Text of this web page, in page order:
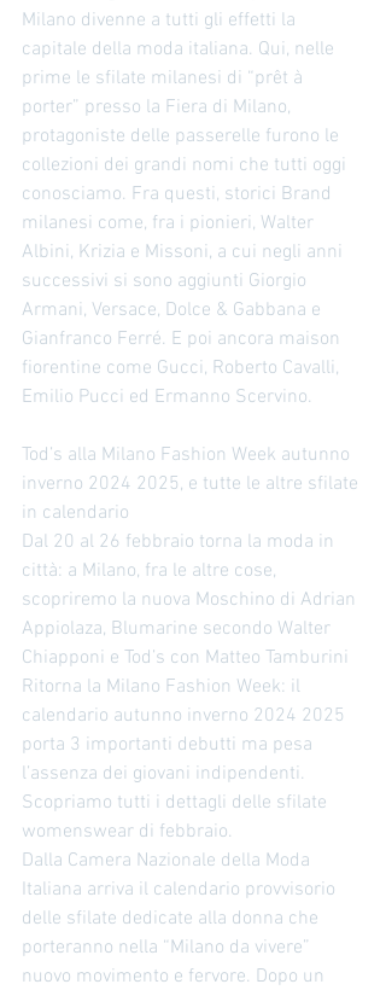
Milano divenne a tutti gli effetti la
capitale della moda italiana. Qui, nelle
prime le sfilate milanesi di “prêt à
porter” presso la Fiera di Milano,
protagoniste delle passerelle furono le
collezioni dei grandi nomi che tutti oggi
conosciamo. Fra questi, storici Brand
milanesi come, fra i pionieri, Walter
Albini, Krizia e Missoni, a cui negli anni
successivi si sono aggiunti Giorgio
Armani, Versace, Dolce & Gabbana e
Gianfranco Ferré. E poi ancora maison
fiorentine come Gucci, Roberto Cavalli,
Emilio Pucci ed Ermanno Scervino.
Tod’s alla Milano Fashion Week autunno
inverno 2024 2025, e tutte le altre sfilate
in calendario
Dal 20 al 26 febbraio torna la moda in
città: a Milano, fra le altre cose,
scopriremo la nuova Moschino di Adrian
Appiolaza, Blumarine secondo Walter
Chiapponi e Tod’s con Matteo Tamburini
Ritorna la Milano Fashion Week: il
calendario autunno inverno 2024 2025
porta 3 importanti debutti ma pesa
l’assenza dei giovani indipendenti.
Scopriamo tutti i dettagli delle sfilate
womenswear di febbraio.
Dalla Camera Nazionale della Moda
Italiana arriva il calendario provvisorio
delle sfilate dedicate alla donna che
porteranno nella “Milano da vivere”
nuovo movimento e fervore. Dopo un